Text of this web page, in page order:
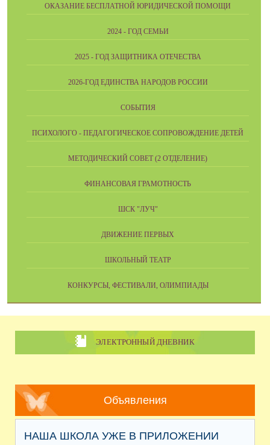
ОКАЗАНИЕ БЕСПЛАТНОЙ ЮРИДИЧЕСКОЙ ПОМОЩИ
2024 - ГОД СЕМЬИ
2025 - ГОД ЗАЩИТНИКА ОТЕЧЕСТВА
2026-ГОД ЕДИНСТВА НАРОДОВ РОССИИ
СОБЫТИЯ
ПСИХОЛОГО - ПЕДАГОГИЧЕСКОЕ СОПРОВОЖДЕНИЕ ДЕТЕЙ
МЕТОДИЧЕСКИЙ СОВЕТ (2 ОТДЕЛЕНИЕ)
ФИНАНСОВАЯ ГРАМОТНОСТЬ
ШСК "ЛУЧ"
ДВИЖЕНИЕ ПЕРВЫХ
ШКОЛЬНЫЙ ТЕАТР
КОНКУРСЫ, ФЕСТИВАЛИ, ОЛИМПИАДЫ
ЭЛЕКТРОННЫЙ ДНЕВНИК
Объявления
НАША ШКОЛА УЖЕ В ПРИЛОЖЕНИИ